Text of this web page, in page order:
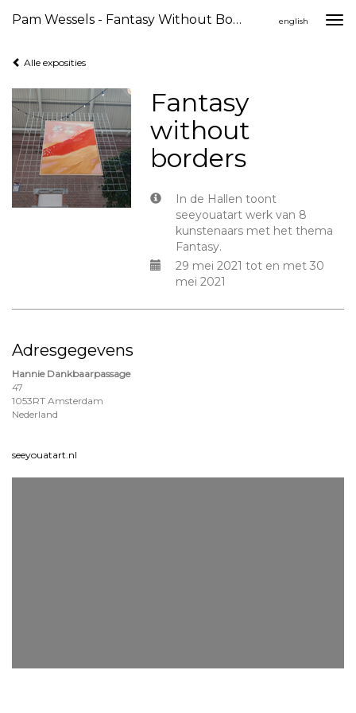
Pam Wessels - Fantasy Without Borders english
Alle exposities
Fantasy
without
borders
In de Hallen toont
seeyouatart werk van 8
kunstenaars met het thema
Fantasy.
29 mei 2021 tot en met 30
mei 2021
Adresgegevens
Hannie Dankbaarpassage
47
1053RT Amsterdam
Nederland
seeyouatart.nl